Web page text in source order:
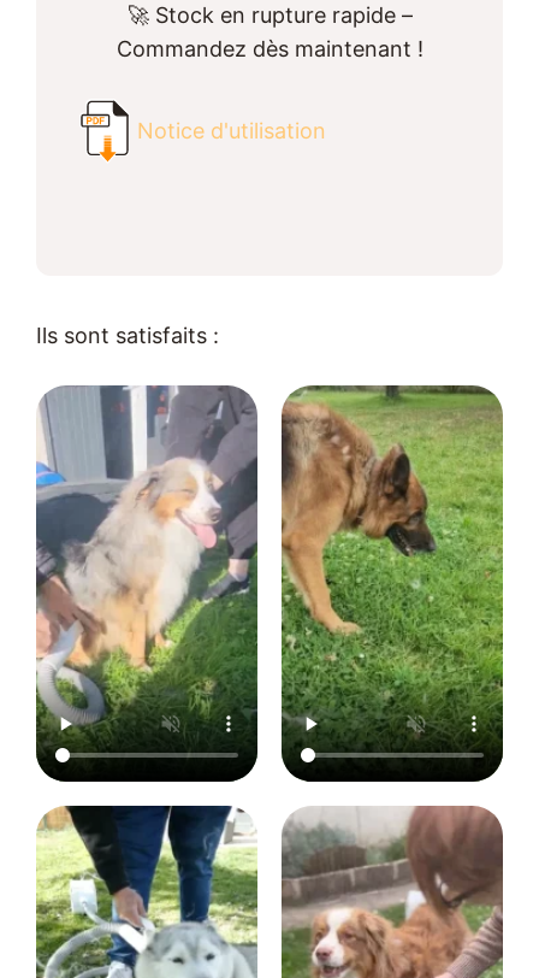
🚀 Stock en rupture rapide –
Commandez dès maintenant !
Notice d'utilisation
Ils sont satisfaits :